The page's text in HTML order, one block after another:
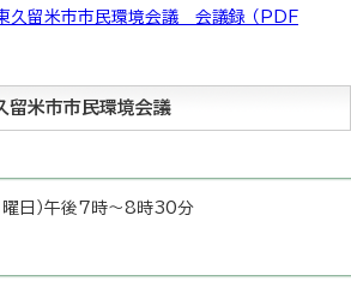
久留米市市民環境会議 会議録 （PDF
米市市民環境会議
日）午後7時～8時30分